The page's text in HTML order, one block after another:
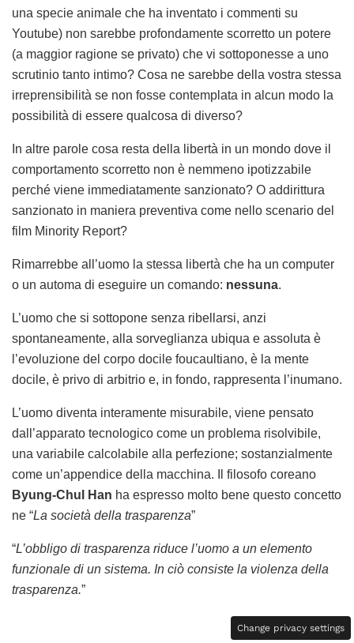
una specie animale che ha inventato i commenti su
Youtube) non sarebbe profondamente scorretto un potere
(a maggior ragione se privato) che vi sottoponesse a uno
scrutinio tanto intimo? Cosa ne sarebbe della vostra stessa
irreprensibilità se non fosse contemplata in alcun modo la
possibilità di essere qualcosa di diverso?
In altre parole cosa resta della libertà in un mondo dove il
comportamento scorretto non è nemmeno ipotizzabile
perché viene immediatamente sanzionato? O addirittura
sanzionato in maniera preventiva come nello scenario del
film Minority Report?
Rimarrebbe all’uomo la stessa libertà che ha un computer
o un automa di eseguire un comando: nessuna.
L’uomo che si sottopone senza ribellarsi, anzi
spontaneamente, alla sorveglianza ubiqua e assoluta è
l’evoluzione del corpo docile foucaultiano, è la mente
docile, è privo di arbitrio e, in fondo, rappresenta l’inumano.
L’uomo diventa interamente misurabile, viene pensato
dall’apparato tecnologico come un problema risolvibile,
una variabile calcolabile alla perfezione; sostanzialmente
come un’appendice della macchina. Il filosofo coreano
Byung-Chul Han ha espresso molto bene questo concetto
ne “La società della trasparenza”
“L’obbligo di trasparenza riduce l’uomo a un elemento
funzionale di un sistema. In ciò consiste la violenza della
trasparenza.”
Change privacy settings